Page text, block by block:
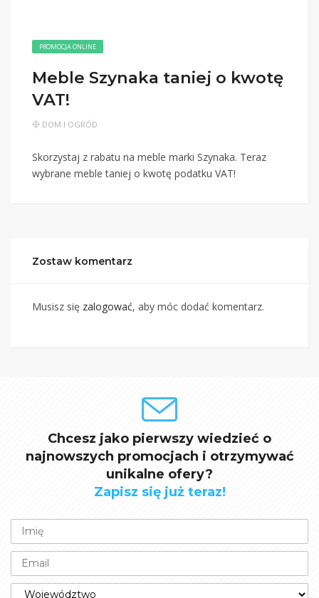
PROMOCJA ONLINE
Meble Szynaka taniej o kwotę
VAT!
DOM I OGRÓD
Skorzystaj z rabatu na meble marki Szynaka. Teraz
wybrane meble taniej o kwotę podatku VAT!
Zostaw komentarz
Musisz się zalogować, aby móc dodać komentarz.
Chcesz jako pierwszy wiedzieć o
najnowszych promocjach i otrzymywać
unikalne ofery?
Zapisz się już teraz!